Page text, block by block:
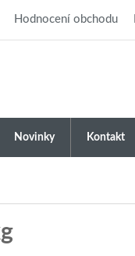
Hodnocení obchodu
Novinky Kontakt